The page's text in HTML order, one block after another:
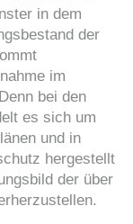
in dem
der
im
bei den
es sich um
und in
hergestellt
der über